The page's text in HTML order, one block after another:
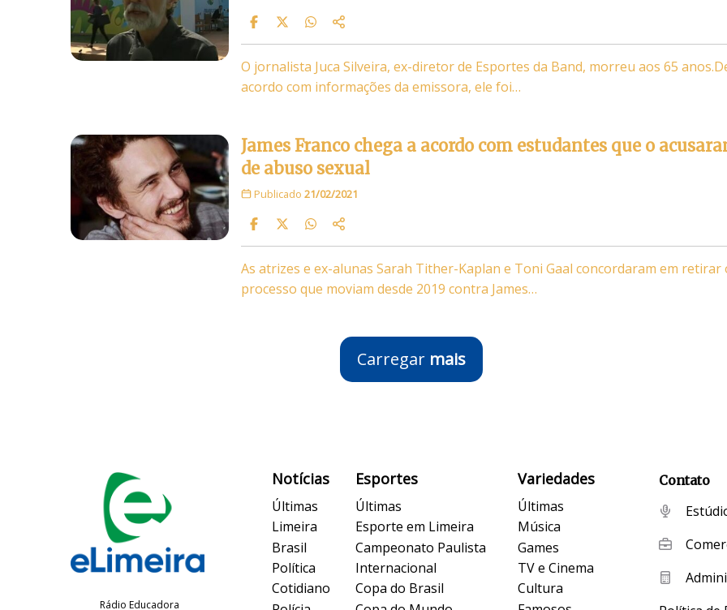
O jornalista Juca Silveira, ex-diretor de Esportes da Band, morreu aos 65
acordo com informações da emissora, ele foi…
James Franco chega a acordo com estudantes que o
de abuso sexual
Publicado 21/02/2021
As atrizes e ex-alunas Sarah Tither-Kaplan e Toni Gaal concordaram em retirar
processo que moviam desde 2019 contra James…
Carregar mais
Rádio Educadora
Notícias
Últimas
Limeira
Brasil
Política
Cotidiano
Esportes
Últimas
Esporte em Limeira
Campeonato Paulista
Internacional
Copa do Brasil
Variedades
Últimas
Música
Games
TV e Cinema
Cultura
Contato